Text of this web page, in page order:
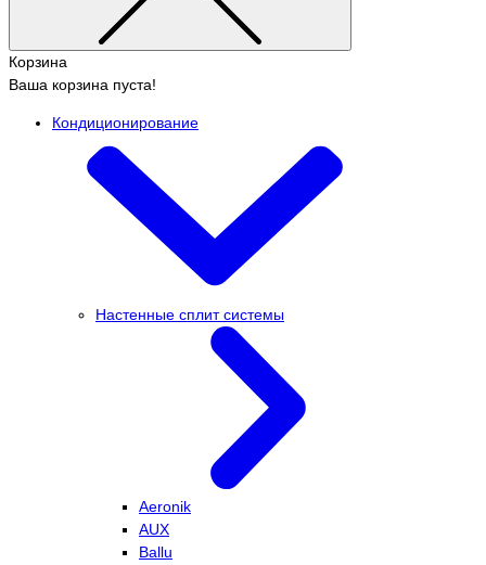
Корзина
Ваша корзина пуста!
Кондиционирование
Настенные сплит системы
Aeronik
AUX
Ballu